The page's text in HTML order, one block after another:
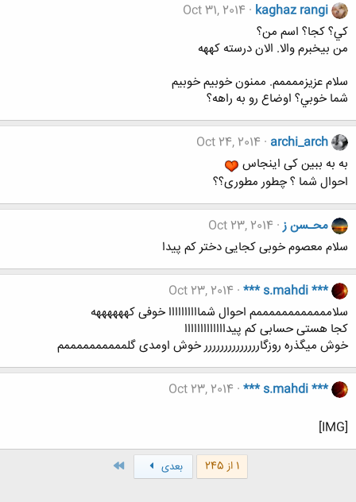
kaghaz rangi
Oct 31, 2014
كي؟ كجا؟ اسم من؟
من بيخبرم والا. الان درسته كههه
سلام عزيزممممم. ممنون خوبيم خوبيم
شما خوبي؟ اوضاع رو به راهه؟
archi_arch
Oct 24, 2014
به به ببین کی اینجاس
احوال شما ؟ چطور مطوری؟؟
محـسن ز Oct 23, 2014
سلام معصوم خوبی کجایی دختر کم پیدا
*** s.mahdi ***
Oct 23, 2014
سلاممممممممممممم احوال شماااااااااا خوفی کههههههه
کجا هستی حسابی کم پیدااااااااااااا
خوش میگذره روزگارررررررررررررر خوش اومدی گلممممممممممم
*** s.mahdi ***
Oct 23, 2014
[IMG]
1 از 245 بعدی